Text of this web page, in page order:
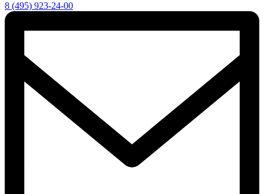
8 (495) 923-24-00